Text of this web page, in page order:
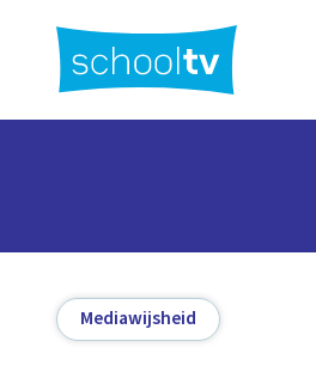
hoofdinhoud
Mediawijsheid